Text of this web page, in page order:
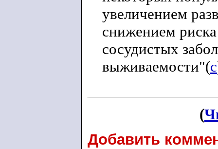
увеличением
снижением
сосудистых
выживаемости"(с
(
Добавить